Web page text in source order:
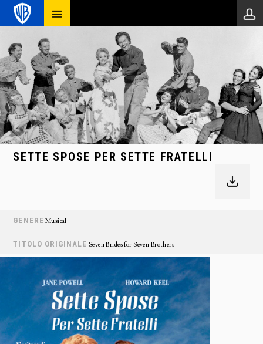
SETTE SPOSE PER SETTE FRATELLI
GENERE Musical
TITOLO ORIGINALE Seven Brides for Seven Brothers